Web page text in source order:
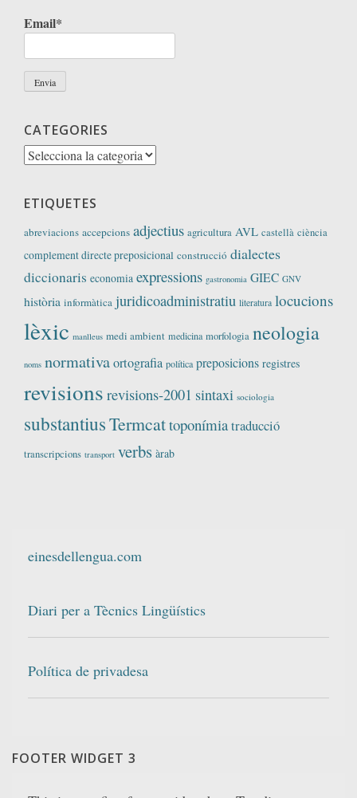
Email*
CATEGORIES
Categories
ETIQUETES
abreviacions accepcions adjectius agricultura AVL castellà ciència
complement directe preposicional construcció dialectes
diccionaris economia expressions gastronomia GIEC GNV
història informàtica juridicoadministratiu literatura locucions
lèxic manlleus medi ambient medicina morfologia neologia
noms normativaortografia política preposicions registres
revisions revisions-2001 sintaxi sociologia
substantiusTermcattoponímiatraducció
transcripcions transport verbs àrab
einesdellengua.com
Diari per a Tècnics Lingüístics
Política de privadesa
FOOTER WIDGET 3